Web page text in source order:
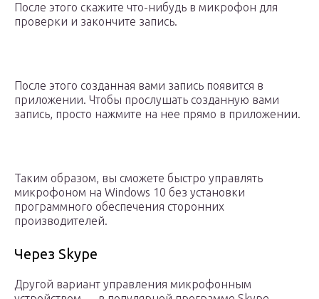
После этого скажите что-нибудь в микрофон для
проверки и закончите запись.
После этого созданная вами запись появится в
приложении. Чтобы прослушать созданную вами
запись, просто нажмите на нее прямо в приложении.
Таким образом, вы сможете быстро управлять
микрофоном на Windows 10 без установки
программного обеспечения сторонних
производителей.
Через Skype
Другой вариант управления микрофонным